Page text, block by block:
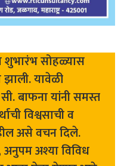
शुभारंभ सोहळ्यास
यावेळी
बाफना यांनी समस्त
विश्वसाची व
असे वचन दिले.
अनुपम अश्या विविध